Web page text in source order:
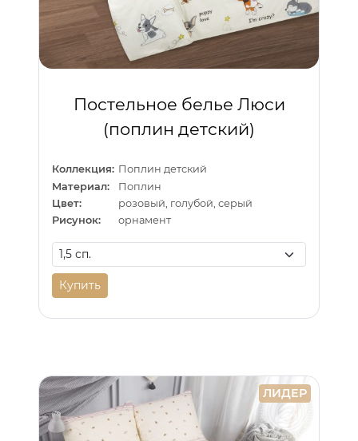
Постельное белье Люси
(поплин детский)
Коллекция: Поплин детский
Материал:
Поплин
Цвет:
розовый, голубой, серый
Рисунок:
орнамент
Купить
ЛИДЕР